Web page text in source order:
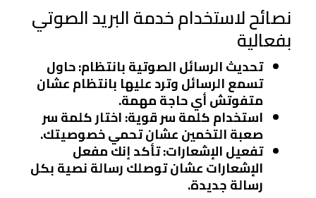
نصائح لاستخدام خدمة البريد الصوتي
بفعالية
تحديث الرسائل الصوتية بانتظام: حاول
تسمع الرسائل وترد عليها بانتظام عشان
متفوتش أي حاجة مهمة.
استخدام كلمة سر قوية: اختار كلمة سر
صعبة التخمين عشان تحمي خصوصيتك.
تفعيل الإشعارات: تأكد إنك مفعل
الإشعارات عشان توصلك رسالة نصية بكل
رسالة جديدة.